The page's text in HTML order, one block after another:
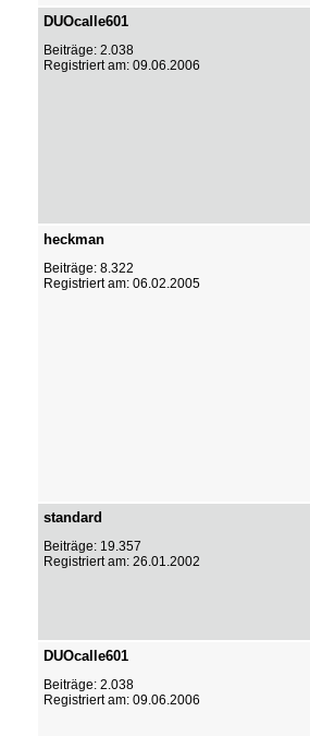
DUOcalle601
Beiträge: 2.038
Registriert am: 09.06.2006
heckman
Beiträge: 8.322
Registriert am: 06.02.2005
standard
Beiträge: 19.357
Registriert am: 26.01.2002
DUOcalle601
Beiträge: 2.038
Registriert am: 09.06.2006